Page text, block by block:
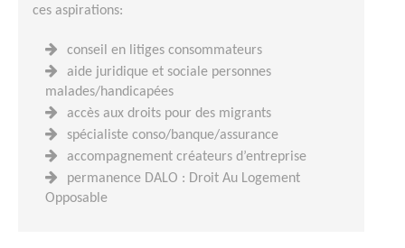
ces aspirations:
conseil en litiges consommateurs
aide juridique et sociale personnes
malades/handicapées
accès aux droits pour des migrants
spécialiste conso/banque/assurance
accompagnement créateurs d’entreprise
permanence DALO : Droit Au Logement
Opposable